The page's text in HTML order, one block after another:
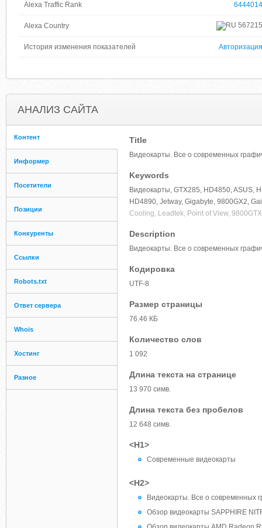
Alexa Traffic Rank 6444014
Alexa Country 567215
История изменения показателей Авторизация
АНАЛИЗ САЙТА
Контент
Информер
Посетители
Позиции
Конкуренты
Ссылки
Robots.txt
Ответ сервера
Whois
Хостинг
Разное
Title
Видеокарты. Все о современных
Keywords
Видеокарты, GTX285, HD4850, ASUS,
HD4890, Jetway, Gigabyte, 9800GX2,
Cooling, Leadtek, Point of View,
Description
Видеокарты. Все о современных
Кодировка
UTF-8
Размер страницы
76.46 КБ
Количество слов
1 092
Длина текста на странице
13 970 симв.
Длина текста без пробелов
12 648 симв.
<H1>
Современные видеокарты
<H2>
Видеокарты. Все о современных
Обзор видеокарты SAPPHIRE